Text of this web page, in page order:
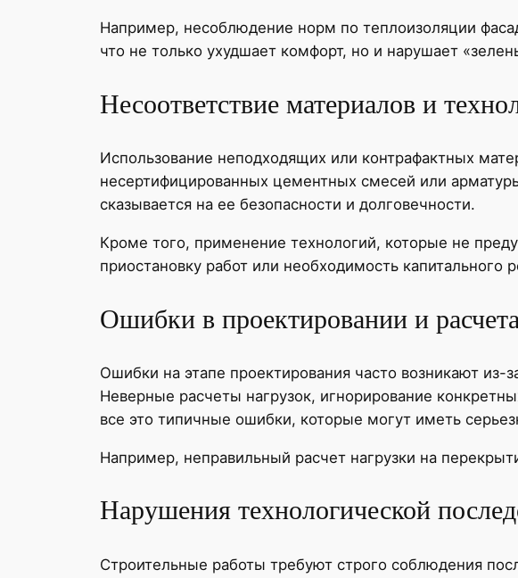
Например, несоблюдение норм по теплоизоляции
что не только ухудшает комфорт, но и нарушает
Несоответствие материалов и
Использование неподходящих или контрафактных
несертифицированных цементных смесей или
сказывается на ее безопасности и долговечности.
Кроме того, применение технологий, которые не
приостановку работ или необходимость капитального
Ошибки в проектировании и
Ошибки на этапе проектирования часто возникают
Неверные расчеты нагрузок, игнорирование
все это типичные ошибки, которые могут иметь
Например, неправильный расчет нагрузки на
Нарушения технологической
Строительные работы требуют строго соблюдения